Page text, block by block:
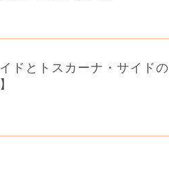
ドとトスカーナ・サイドの